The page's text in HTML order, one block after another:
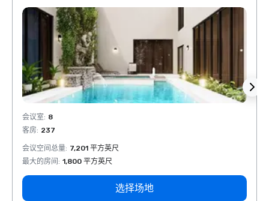
会议室: 8
客房: 237
会议空间总量: 7,201 平方英尺
最大的房间 : 1,800 平方英尺
选择场地